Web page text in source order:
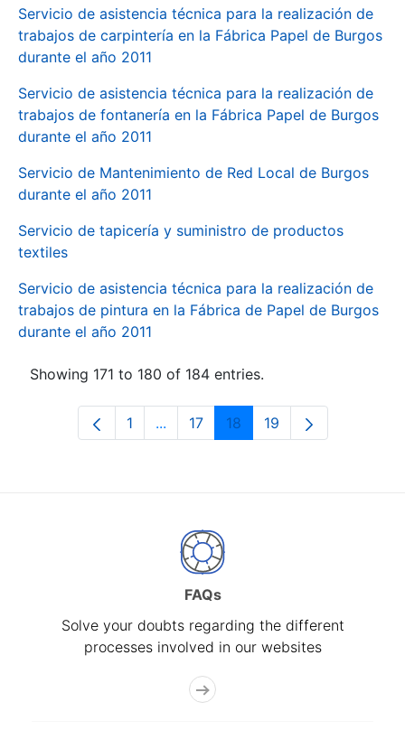
Servicio de asistencia técnica para la realización de
trabajos de carpintería en la Fábrica Papel de Burgos
durante el año 2011
Servicio de asistencia técnica para la realización de
trabajos de fontanería en la Fábrica Papel de Burgos
durante el año 2011
Servicio de Mantenimiento de Red Local de Burgos
durante el año 2011
Servicio de tapicería y suministro de productos
textiles
Servicio de asistencia técnica para la realización de
trabajos de pintura en la Fábrica de Papel de Burgos
durante el año 2011
Showing 171 to 180 of 184 entries.
Page
1 ...Intermediate Pages Use TAB to
Page
17 Page
18 Page
19
FAQs
Solve your doubts regarding the different
processes involved in our websites